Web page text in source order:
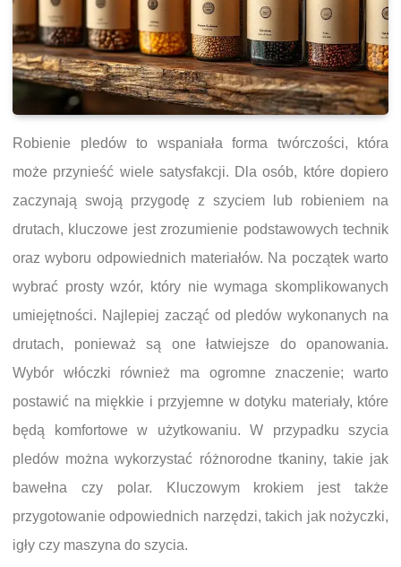
Robienie pledów to wspaniała forma twórczości, która
może przynieść wiele satysfakcji. Dla osób, które dopiero
zaczynają swoją przygodę z szyciem lub robieniem na
drutach, kluczowe jest zrozumienie podstawowych technik
oraz wyboru odpowiednich materiałów. Na początek warto
wybrać prosty wzór, który nie wymaga skomplikowanych
umiejętności. Najlepiej zacząć od pledów wykonanych na
drutach, ponieważ są one łatwiejsze do opanowania.
Wybór włóczki również ma ogromne znaczenie; warto
postawić na miękkie i przyjemne w dotyku materiały, które
będą komfortowe w użytkowaniu. W przypadku szycia
pledów można wykorzystać różnorodne tkaniny, takie jak
bawełna czy polar. Kluczowym krokiem jest także
przygotowanie odpowiednich narzędzi, takich jak nożyczki,
igły czy maszyna do szycia.